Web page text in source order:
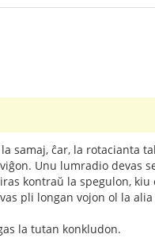
samaj, ĉar, la rotacianta
Unu lumradio devas
kontraŭ la spegulon, kiu
pli longan vojon ol la
la tutan konkludon.